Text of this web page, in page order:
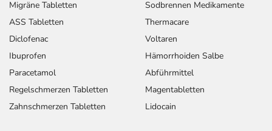
Migräne Tabletten
ASS Tabletten
Diclofenac
Ibuprofen
Paracetamol
Regelschmerzen Tabletten
Zahnschmerzen Tabletten
Sodbrennen Medikamente
Thermacare
Voltaren
Hämorrhoiden Salbe
Abführmittel
Magentabletten
Lidocain